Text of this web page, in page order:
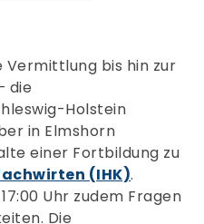
Vermittlung bis hin zur
die
Holstein
in Elmshorn
einer Fortbildung zu
(IHK).
Uhr zudem Fragen
Die